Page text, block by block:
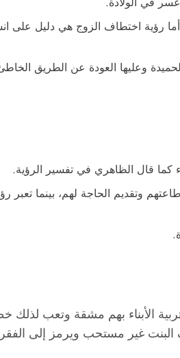
رؤية اختطاف الزوج هي دليل على
وعليها العودة عن الطريق
كما قال الظاهري في تفسير الرؤية.
وتقديم الحاجة لهم، بينما تعبر
الأبناء بهم مشقة وتعب لذلك
غير مستحب ويرمز إلى